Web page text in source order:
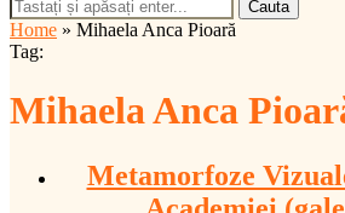
Cauta
Home » Mihaela Anca Pioară
Tag:
Mihaela Anca
Metamorfoze